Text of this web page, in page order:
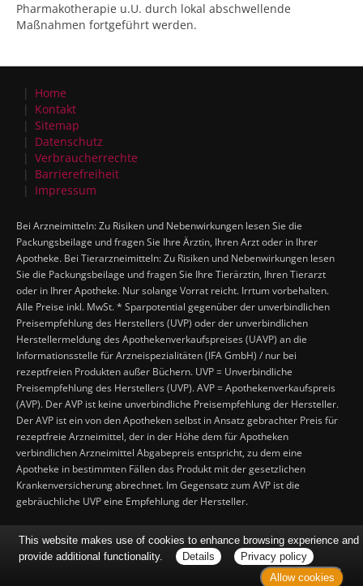
Pharmakotherapie u.U. durch lokal abschwellende
Maßnahmen fortgeführt werden.
Home
Kontakt
Sitemap
Datenschutz
Verbraucherrechte
Barrierefreiheit
Impressum
Bei Arzneimitteln: Zu Risiken und Nebenwirkungen lesen Sie die
Packungsbeilage und fragen Sie Ihre Ärztin, Ihren Arzt oder in Ihrer
Apotheke. Bei Tierarzneimitteln: Zu Risiken und Nebenwirkungen lesen
Sie die Packungsbeilage und fragen Sie Ihre Tierärztin, Ihren Tierarzt
oder in Ihrer Apotheke. Nur solange Vorrat reicht. Irrtum vorbehalten.
Alle Preise inkl. MwSt. * Sparpotential gegenüber der unverbindlichen
Preisempfehlung des Herstellers (UVP) oder der unverbindlichen
Herstellermeldung des Apothekenverkaufspreises (UAVP) an die
Informationsstelle für Arzneispezialitäten (IFA GmbH) / nur bei
rezeptfreien Produkten außer Büchern. UVP = Unverbindliche
Preisempfehlung des Herstellers (UVP). AVP = Apothekenverkaufspreis
(AVP). Der AVP ist keine unverbindliche Preisempfehlung der Hersteller.
Der AVP ist ein von den Apotheken selbst in Ansatz gebrachter Preis für
rezeptfreie Arzneimittel, der in der Höhe dem für Apotheken
verbindlichen Arzneimittel Abgabepreis entspricht, zu dem eine
Apotheke in bestimmten Fällen das Produkt mit der gesetzlichen
Krankenversicherung abrechnet. Im Gegensatz zum AVP ist die
gebräuchliche UVP eine Empfehlung der Hersteller.
This website makes use of cookies to enhance browsing experience and
provide additional functionality.
Details
Privacy policy
Allow cookies